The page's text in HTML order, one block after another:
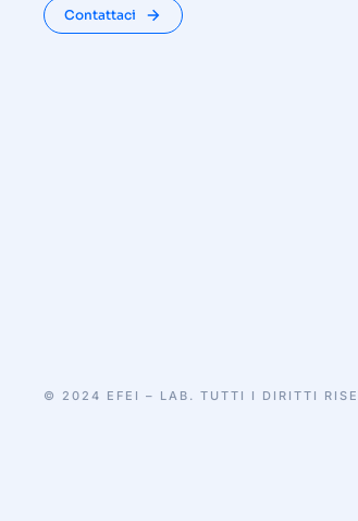
Contattaci
© 2024 EFEI – LAB. TUTTI I DIRITTI